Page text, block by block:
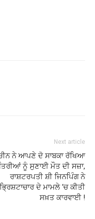
Next article
ਨੇ ਆਪਣੇ ਦੋ ਸਾਬਕਾ ਰੱਖਿਆ
ਨੂੰ ਸੁਣਾਈ ਮੌਤ ਦੀ ਸਜ਼ਾ,
ਰਾਸ਼ਟਰਪਤੀ ਸ਼ੀ ਜਿਨਪਿੰਗ ਨੇ
ਭ੍ਰਿਸ਼ਟਾਚਾਰ ਦੇ ਮਾਮਲੇ ‘ਚ ਕੀਤੀ
ਸਖ਼ਤ ਕਾਰਵਾਈ !